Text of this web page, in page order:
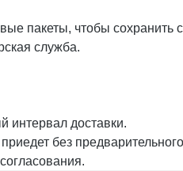
пакеты, чтобы сохранить
служба.
интервал доставки.
без